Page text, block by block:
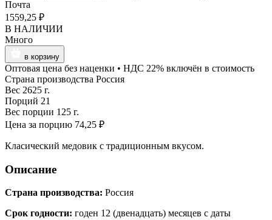
Почта
1559,25 ₽
В НАЛИЧИИ
Много
в корзину
Оптовая цена без наценки • НДС 22% включён в стоимость
Страна производства Россия
Вес 2625 г.
Порций 21
Вес порции 125 г.
Цена за порцию 74,25 ₽
Класический медовик с традиционным вкусом.
Описание
Страна производства: Россия
Срок годности: годен 12 (двенадцать) месяцев с даты